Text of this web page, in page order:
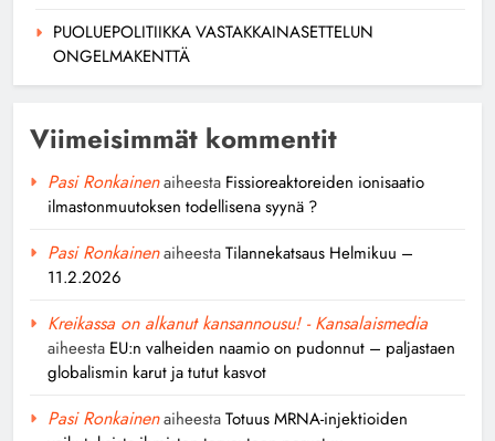
PUOLUEPOLITIIKKA VASTAKKAINASETTELUN
ONGELMAKENTTÄ
Viimeisimmät kommentit
Pasi Ronkainenaiheesta Fissioreaktoreiden ionisaatio
ilmastonmuutoksen todellisena syynä ?
Pasi RonkainenaiheestaTilannekatsaus Helmikuu –
11.2.2026
Kreikassa on alkanut kansannousu! - Kansalaismedia
aiheesta EU:n valheiden naamio on pudonnut – paljastaen
globalismin karut ja tutut kasvot
Pasi RonkainenaiheestaTotuus MRNA-injektioiden